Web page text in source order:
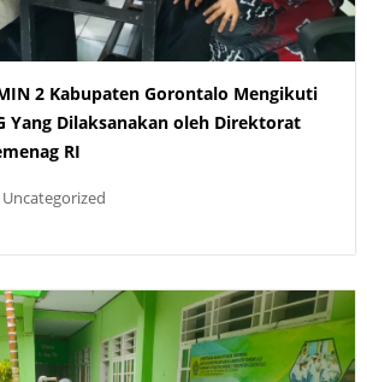
2 Kabupaten Gorontalo Mengikuti
Yang Dilaksanakan oleh Direktorat
RI
Uncategorized